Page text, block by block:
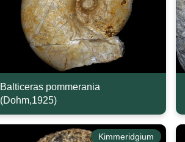
Balticeras pommerania
(Dohm,1925)
Kimmeridgium